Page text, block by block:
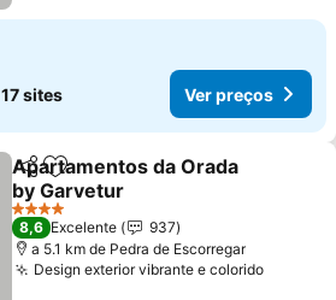
17 sites Ver preços
PartilharAdicionar aos favoritos
Apartamentos da Orada
by Garvetur
Ver preços
4 Estrelas
8,6 Excelente
937
a 5.1 km de Pedra de Escorregar
Design exterior vibrante e coloridoVer